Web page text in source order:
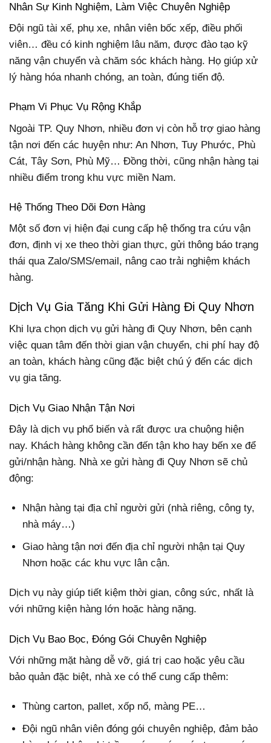
Nhân Sự Kinh Nghiệm, Làm Việc Chuyên Nghiệp
Đội ngũ tài xế, phụ xe, nhân viên bốc xếp, điều phối
viên… đều có kinh nghiệm lâu năm, được đào tạo kỹ
năng vận chuyển và chăm sóc khách hàng. Họ giúp xử
lý hàng hóa nhanh chóng, an toàn, đúng tiến độ.
Phạm Vi Phục Vụ Rộng Khắp
Ngoài TP. Quy Nhơn, nhiều đơn vị còn hỗ trợ giao hàng
tận nơi đến các huyện như: An Nhơn, Tuy Phước, Phù
Cát, Tây Sơn, Phù Mỹ… Đồng thời, cũng nhận hàng tại
nhiều điểm trong khu vực miền Nam.
Hệ Thống Theo Dõi Đơn Hàng
Một số đơn vị hiện đại cung cấp hệ thống tra cứu vận
đơn, định vị xe theo thời gian thực, gửi thông báo trạng
thái qua Zalo/SMS/email, nâng cao trải nghiệm khách
hàng.
Dịch Vụ Gia Tăng Khi Gửi Hàng Đi Quy Nhơn
Khi lựa chọn dịch vụ gửi hàng đi Quy Nhơn, bên cạnh
việc quan tâm đến thời gian vận chuyển, chi phí hay độ
an toàn, khách hàng cũng đặc biệt chú ý đến các dịch
vụ gia tăng.
Dịch Vụ Giao Nhận Tận Nơi
Đây là dịch vụ phổ biến và rất được ưa chuộng hiện
nay. Khách hàng không cần đến tận kho hay bến xe để
gửi/nhận hàng. Nhà xe gửi hàng đi Quy Nhơn sẽ chủ
động:
Nhận hàng tại địa chỉ người gửi (nhà riêng, công ty,
nhà máy…)
Giao hàng tận nơi đến địa chỉ người nhận tại Quy
Nhơn hoặc các khu vực lân cận.
Dịch vụ này giúp tiết kiệm thời gian, công sức, nhất là
với những kiện hàng lớn hoặc hàng nặng.
Dịch Vụ Bao Bọc, Đóng Gói Chuyên Nghiệp
Với những mặt hàng dễ vỡ, giá trị cao hoặc yêu cầu
bảo quản đặc biệt, nhà xe có thể cung cấp thêm:
Thùng carton, pallet, xốp nổ, màng PE…
Đội ngũ nhân viên đóng gói chuyên nghiệp, đảm bảo